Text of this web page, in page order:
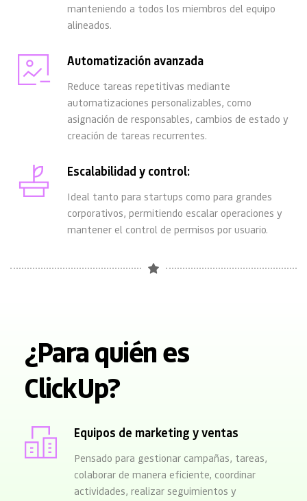
manteniendo a todos los miembros del equipo
alineados.
Automatización avanzada
Reduce tareas repetitivas mediante
automatizaciones personalizables, como
asignación de responsables, cambios de estado y
creación de tareas recurrentes.
Escalabilidad y control:
Ideal tanto para startups como para grandes
corporativos, permitiendo escalar operaciones y
mantener el control de permisos por usuario.
¿Para quién es
ClickUp?
Equipos de marketing y ventas
Pensado para gestionar campañas, tareas,
colaborar de manera eficiente, coordinar
actividades, realizar seguimientos y